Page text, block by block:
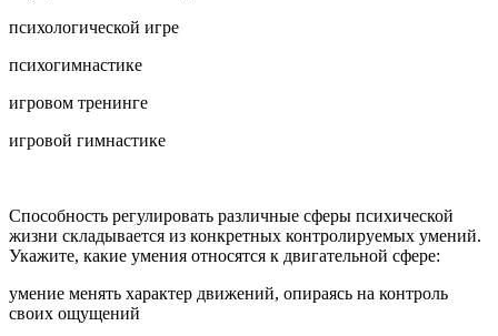
психологической игре
психогимнастике
игровом тренинге
игровой гимнастике
Способность регулировать различные сферы психической
жизни складывается из конкретных контролируемых умений.
Укажите, какие умения относятся к двигательной сфере:
умение менять характер движений, опираясь на контроль
своих ощущений